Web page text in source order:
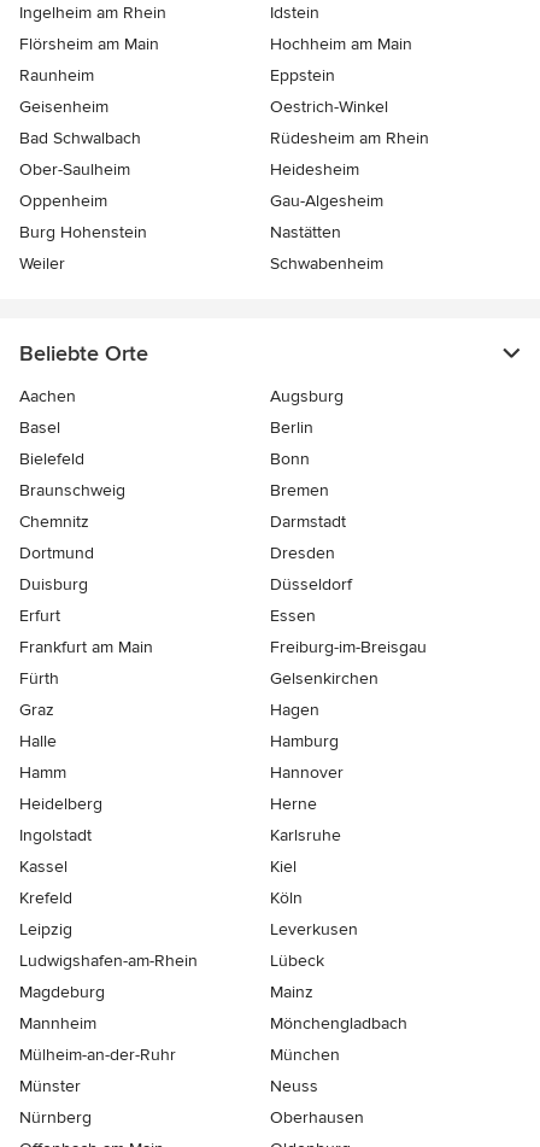
Ingelheim am Rhein
Idstein
Flörsheim am Main
Hochheim am Main
Raunheim
Eppstein
Geisenheim
Oestrich-Winkel
Bad Schwalbach
Rüdesheim am Rhein
Ober-Saulheim
Heidesheim
Oppenheim
Gau-Algesheim
Burg Hohenstein
Nastätten
Weiler
Schwabenheim
Beliebte Orte
Aachen
Augsburg
Basel
Berlin
Bielefeld
Bonn
Braunschweig
Bremen
Chemnitz
Darmstadt
Dortmund
Dresden
Duisburg
Düsseldorf
Erfurt
Essen
Frankfurt am Main
Freiburg-im-Breisgau
Fürth
Gelsenkirchen
Graz
Hagen
Halle
Hamburg
Hamm
Hannover
Heidelberg
Herne
Ingolstadt
Karlsruhe
Kassel
Kiel
Krefeld
Köln
Leipzig
Leverkusen
Ludwigshafen-am-Rhein
Lübeck
Magdeburg
Mainz
Mannheim
Mönchen­gladbach
Mülheim-an-der-Ruhr
München
Münster
Neuss
Nürnberg
Oberhausen